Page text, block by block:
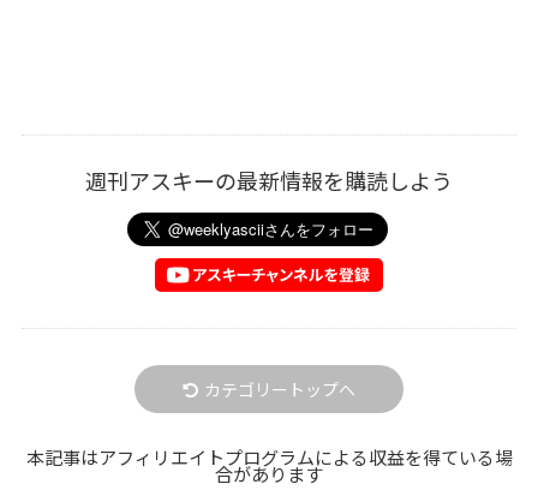
週刊アスキーの最新情報を購読しよう
カテゴリートップへ
本記事はアフィリエイトプログラムによる収益を得ている場
合があります